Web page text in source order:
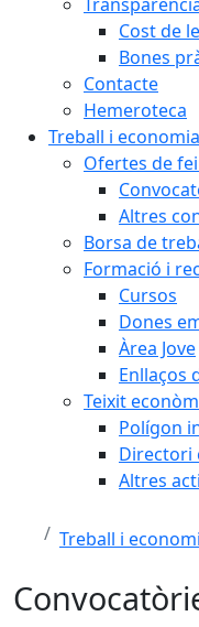
Cost de
Bones
Contacte
Hemeroteca
Treball i economia
Ofertes de
Altres
Borsa de
Formació i
Cursos
Dones
Àrea Jove
Enllaços
Teixit
Polígon
Directori
Altres
Treball i